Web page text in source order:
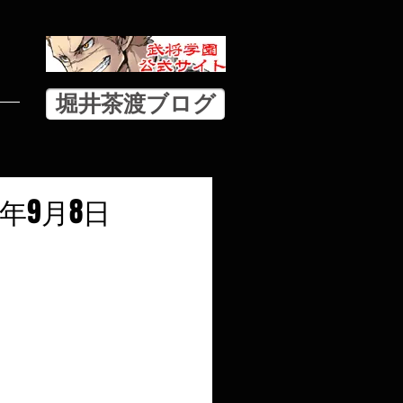
堀井茶渡ブログ
9月8日